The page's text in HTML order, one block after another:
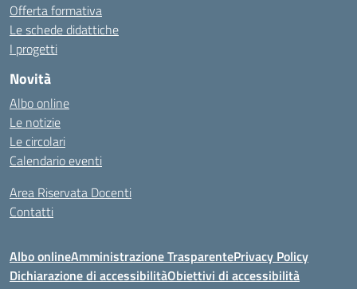
Offerta formativa
Le schede didattiche
I progetti
Novità
Albo online
Le notizie
Le circolari
Calendario eventi
Area Riservata Docenti
Contatti
Albo onlineAmministrazione TrasparentePrivacy Policy
Dichiarazione di accessibilitàObiettivi di accessibilità